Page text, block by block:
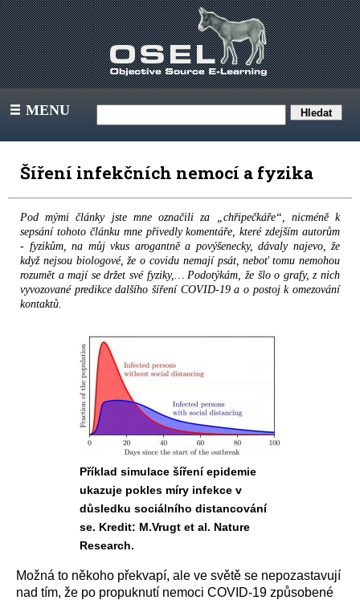
III MENU
Šíření infekčních nemocí a fyzika
Pod mými články jste mne označili za „chřipečkáře“, nicméně k
sepsání tohoto článku mne přivedly komentáře, které zdejším autorům
- fyzikům, na můj vkus arogantně a povýšenecky, dávaly najevo, že
když nejsou biologové, že o covidu nemají psát, neboť tomu nemohou
rozumět a mají se držet své fyziky,… Podotýkám, že šlo o grafy, z nich
vyvozované predikce dalšího šíření COVID-19 a o postoj k omezování
kontaktů.
Příklad simulace šíření epidemie
ukazuje pokles míry infekce v
důsledku sociálního distancování
se. Kredit: M.Vrugt et al. Nature
Research.
Možná to někoho překvapí, ale ve světě se nepozastavují
nad tím, že po propuknutí nemoci COVID-19 způsobené